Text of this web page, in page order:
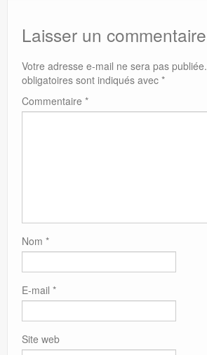
Laisser un commentaire
Votre adresse e-mail ne sera pas publiée.
obligatoires sont indiqués avec *
Commentaire *
Nom *
E-mail *
Site web